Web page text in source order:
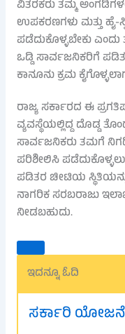
ವಿತರಕರು ತಮ್ಮ
ಉಪಕರಣಗಳು ಮತ್ತು
ಪಡೆದುಕೊಳ್ಳಬೇಕು
ಒಡ್ಡಿ ಸಾರ್ವಜನಿಕರಿಗೆ
ಕಾನೂನು ಕ್ರಮ
ರಾಜ್ಯ ಸರ್ಕಾರದ ಈ
ವ್ಯವಸ್ಥೆಯಲ್ಲಿದ್ದ ದೊಡ್ಡ
ಸಾರ್ವಜನಿಕರು ತಮಗೆ
ಪರಿಶೀಲಿಸಿ
ಪಡಿತರ ಚೀಟಿಯ
ನಾಗರಿಕ ಸರಬರಾಜು
ನೀಡಬಹುದು.
ಇದನ್ನೂ ಓದಿ
ಸರ್ಕಾರಿ